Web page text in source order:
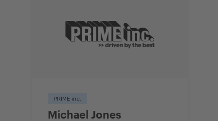
PRIME inc.
Michael Jones